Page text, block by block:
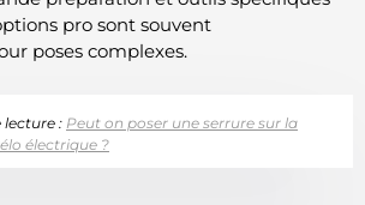
pro sont souvent
poses complexes.
lecture : Peut on poser une serrure sur la
électrique ?